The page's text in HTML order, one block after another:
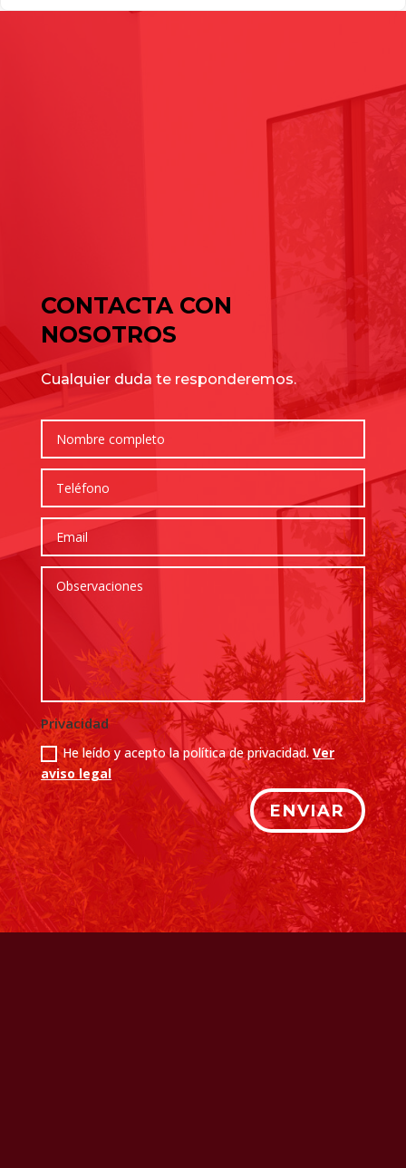
CONTACTA CON
NOSOTROS
Cualquier duda te responderemos.
Privacidad
He leído y acepto la política de privacidad.Ver
aviso legal
ENVIAR